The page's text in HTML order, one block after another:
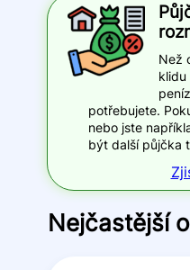
Než
klidu
potřebujete.
nebo jste
být další půjčka
Nejčastější